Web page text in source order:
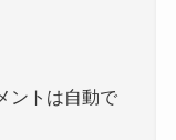
ントは自動で